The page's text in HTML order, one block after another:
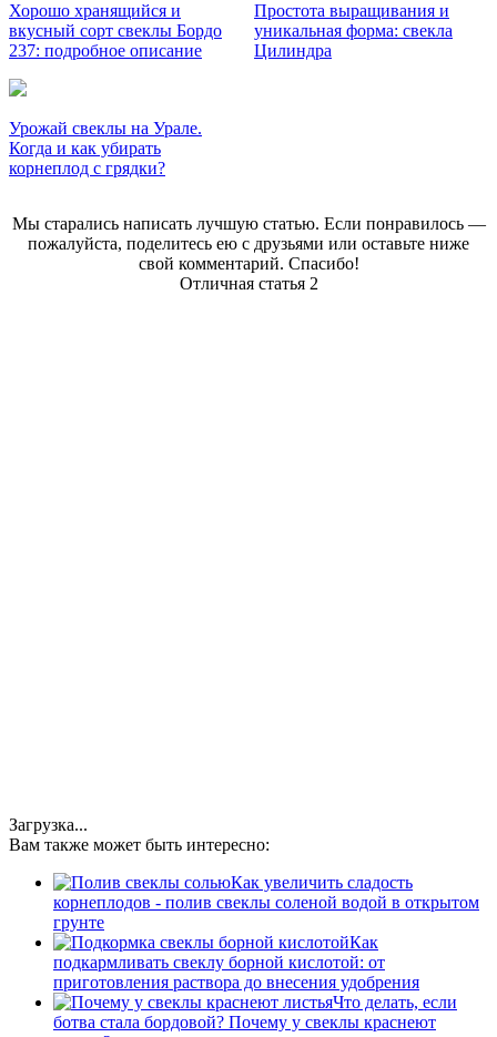
Хорошо хранящийся и
вкусный сорт свеклы Бордо
237: подробное описание
Простота выращивания и
уникальная форма: свекла
Цилиндра
Урожай свеклы на Урале.
Когда и как убирать
корнеплод с грядки?
Мы старались написать лучшую статью. Если понравилось —
пожалуйста, поделитесь ею с друзьями или оставьте ниже
свой комментарий. Спасибо!
Отличная статья 2
Загрузка...
Вам также может быть интересно:
Как увеличить сладость
корнеплодов - полив свеклы соленой водой в открытом
грунте
Как
подкармливать свеклу борной кислотой: от
приготовления раствора до внесения удобрения
Что делать, если
ботва стала бордовой? Почему у свеклы краснеют